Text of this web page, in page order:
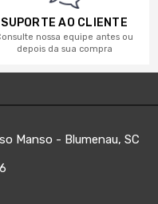
SUPORTE AO CLIENTE
nossa equipe antes ou
depois da sua compra
Manso - Blumenau, SC